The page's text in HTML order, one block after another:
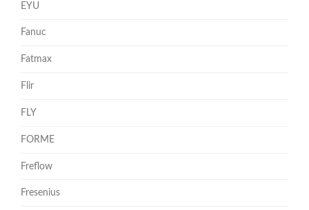
EYU
Fanuc
Fatmax
Flir
FLY
FORME
Freflow
Fresenius